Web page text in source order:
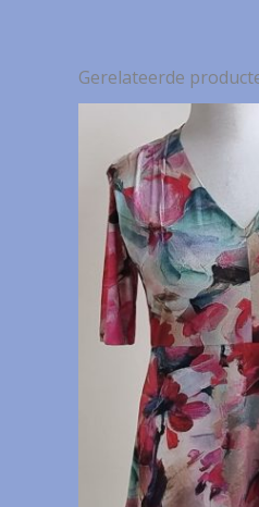
Gerelateerde